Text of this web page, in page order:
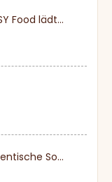
Guangdong Zhongshan TSY Food lädt Sie herzlich ein, die Dubai Gulfood Exhibition 2026 zu besuchen
TSY Food präsentiert authentische Sojasauce auf der SIAL PARIS 2024